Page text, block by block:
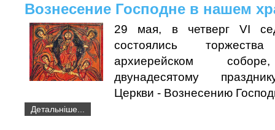
Вознесение Господне в нашем
29 мая, в четверг VI
состоялись
архиерейском
двунадесятому
Церкви - Вознесению
Детальніше...